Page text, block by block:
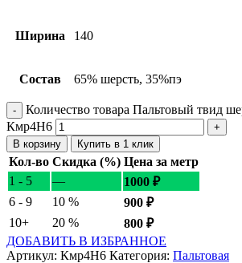
Ширина 140
Состав 65% шерсть, 35%пэ
Количество товара Пальтовый твид
Кмр4Н6
В корзину Купить в 1 клик
Кол-во Скидка (%) Цена за метр
1 - 5
— 1000 ₽
6 - 9
10 % 900 ₽
10+
20 % 800 ₽
ДОБАВИТЬ В ИЗБРАННОЕ
Артикул: Кмр4Н6 Категория: Пальтовая